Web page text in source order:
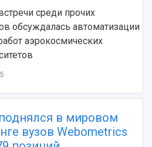
университет?
деятельность
направления
научные коллективы
должностей научных
совет
среди прочих
обсуждалась автоматизации
аэрокосмических
в мировом
вузов Webometrics